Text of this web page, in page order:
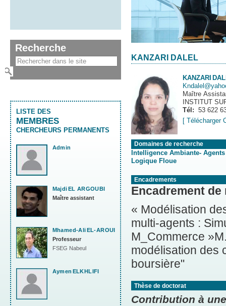
KANZARI DALEL
KANZARI
Maître
INSTITUT
Tél: 53 622
[ Télécharger
Domaines de recherche
Intelligence Ambiante-
Logique Floue
Encadrements
Encadrement
« Modélisation
multi-agents :
M_Commerce »M.
modélisation des
boursière"
Thèse de doctorat
Contribution à
Recherche
LISTE DES
MEMBRES
CHERCHEURS PERMANENTS
Admin
MajdiEL ARGOUBI
Maître assistant
Mhamed-AliEL-AROUI
Professeur
FSEG Nabeul
Aymen ELKHLIFI